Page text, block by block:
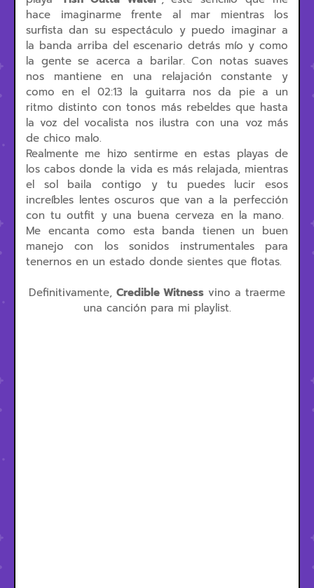
hace imaginarme frente al mar mientras los
surfista dan su espectáculo y puedo imaginar a
la banda arriba del escenario detrás mío y como
la gente se acerca a barilar. Con notas suaves
nos mantiene en una relajación constante y
como en el 02:13 la guitarra nos da pie a un
ritmo distinto con tonos más rebeldes que hasta
la voz del vocalista nos ilustra con una voz más
de chico malo.
Realmente me hizo sentirme en estas playas de
los cabos donde la vida es más relajada, mientras
el sol baila contigo y tu puedes lucir esos
increíbles lentes oscuros que van a la perfección
con tu outfit y una buena cerveza en la mano.
Me encanta como esta banda tienen un buen
manejo con los sonidos instrumentales para
tenernos en un estado donde sientes que flotas.
Definitivamente, Credible Witness vino a traerme
una canción para mi playlist.